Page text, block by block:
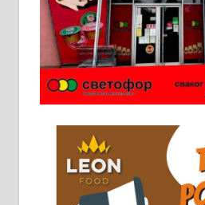
Ало таксију
категоријом. 064/02-
Потребна два
стоваришту „Липа
информација
стовариште у
Горког 26 сваког
8 до 15 часова. 063/